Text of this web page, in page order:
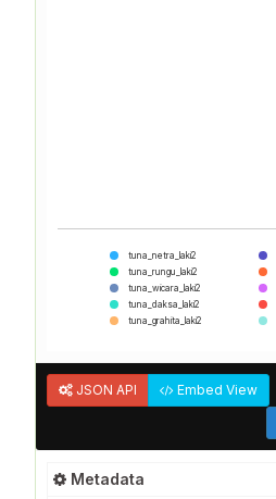
tuna_netra_laki2
tuna_rungu_laki2
tuna_wicara_laki2
tuna_daksa_laki2
tuna_grahita_laki2
JSON API
Embed View
Metadata